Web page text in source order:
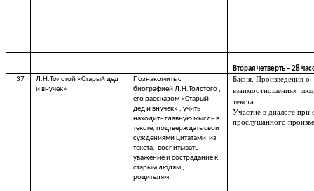
Вторая четверть – 28
37
Л.Н.Толстой «Старый дед
и внучек»
Познакомить с
биографией Л.Н.Толстого ,
его рассказом «Старый
дед и внучек» , учить
находить главную мысль в
тексте, подтверждать свои
суждениями цитатами из
текста, воспитывать
уважение и сострадание к
старым людям ,
родителям.
Басня. Произведения о
взаимоотношениях
текста.
Участие в диалоге при
прослушанного